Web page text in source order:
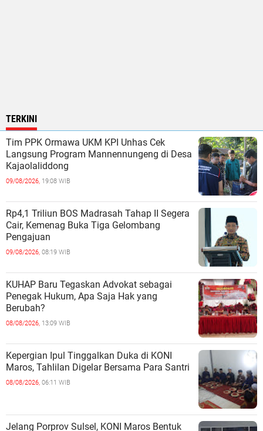
TERKINI
Tim PPK Ormawa UKM KPI Unhas Cek
Langsung Program Mannennungeng di Desa
Kajaolaliddong
09/08/2026, 19:08 WIB
Rp4,1 Triliun BOS Madrasah Tahap II Segera
Cair, Kemenag Buka Tiga Gelombang
Pengajuan
09/08/2026, 08:19 WIB
KUHAP Baru Tegaskan Advokat sebagai
Penegak Hukum, Apa Saja Hak yang
Berubah?
08/08/2026, 13:09 WIB
Kepergian Ipul Tinggalkan Duka di KONI
Maros, Tahlilan Digelar Bersama Para Santri
08/08/2026, 06:11 WIB
Jelang Porprov Sulsel, KONI Maros Bentuk